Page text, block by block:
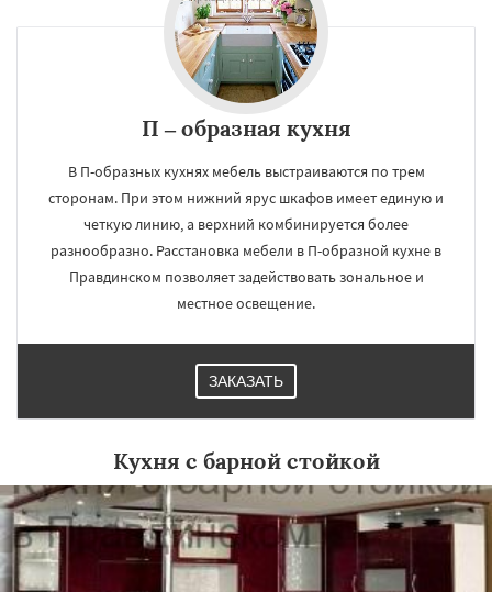
П – образная кухня
В П-образных кухнях мебель выстраиваются по трем
сторонам. При этом нижний ярус шкафов имеет единую и
четкую линию, а верхний комбинируется более
разнообразно. Расстановка мебели в П-образной кухне в
Правдинском позволяет задействовать зональное и
местное освещение.
ЗАКАЗАТЬ
Кухня с барной стойкой